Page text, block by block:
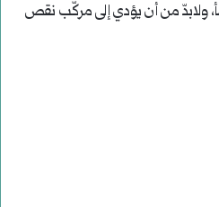
ولابدّ من أن يؤدي إلى مركّب نقص